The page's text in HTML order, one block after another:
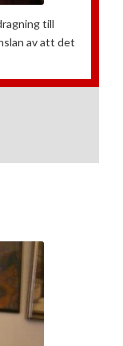
till
av att det